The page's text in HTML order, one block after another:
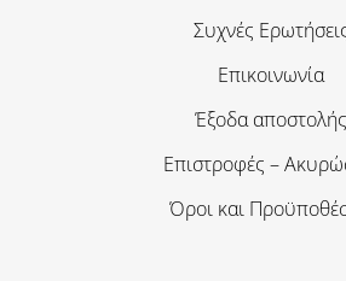
Συχνές
Επικοινωνία
Έξοδα αποστολής
Επιστροφές –
Όροι και